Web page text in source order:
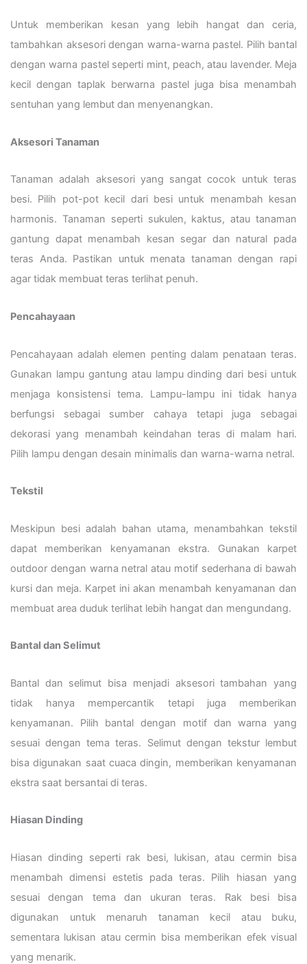
Untuk memberikan kesan yang lebih hangat dan ceria,
tambahkan aksesori dengan warna-warna pastel. Pilih bantal
dengan warna pastel seperti mint, peach, atau lavender. Meja
kecil dengan taplak berwarna pastel juga bisa menambah
sentuhan yang lembut dan menyenangkan.
Aksesori Tanaman
Tanaman adalah aksesori yang sangat cocok untuk teras
besi. Pilih pot-pot kecil dari besi untuk menambah kesan
harmonis. Tanaman seperti sukulen, kaktus, atau tanaman
gantung dapat menambah kesan segar dan natural pada
teras Anda. Pastikan untuk menata tanaman dengan rapi
agar tidak membuat teras terlihat penuh.
Pencahayaan
Pencahayaan adalah elemen penting dalam penataan teras.
Gunakan lampu gantung atau lampu dinding dari besi untuk
menjaga konsistensi tema. Lampu-lampu ini tidak hanya
berfungsi sebagai sumber cahaya tetapi juga sebagai
dekorasi yang menambah keindahan teras di malam hari.
Pilih lampu dengan desain minimalis dan warna-warna netral.
Tekstil
Meskipun besi adalah bahan utama, menambahkan tekstil
dapat memberikan kenyamanan ekstra. Gunakan karpet
outdoor dengan warna netral atau motif sederhana di bawah
kursi dan meja. Karpet ini akan menambah kenyamanan dan
membuat area duduk terlihat lebih hangat dan mengundang.
Bantal dan Selimut
Bantal dan selimut bisa menjadi aksesori tambahan yang
tidak hanya mempercantik tetapi juga memberikan
kenyamanan. Pilih bantal dengan motif dan warna yang
sesuai dengan tema teras. Selimut dengan tekstur lembut
bisa digunakan saat cuaca dingin, memberikan kenyamanan
ekstra saat bersantai di teras.
Hiasan Dinding
Hiasan dinding seperti rak besi, lukisan, atau cermin bisa
menambah dimensi estetis pada teras. Pilih hiasan yang
sesuai dengan tema dan ukuran teras. Rak besi bisa
digunakan untuk menaruh tanaman kecil atau buku,
sementara lukisan atau cermin bisa memberikan efek visual
yang menarik.